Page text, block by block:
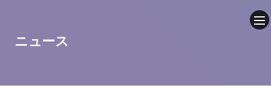
ニュース